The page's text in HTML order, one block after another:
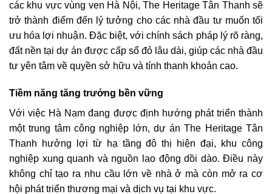
các khu vực vùng ven Hà Nội, The Heritage Tân Thanh sẽ
trở thành điểm đến lý tưởng cho các nhà đầu tư muốn tối
ưu hóa lợi nhuận. Đặc biệt, với chính sách pháp lý rõ ràng,
đất nền tại dự án được cấp sổ đỏ lâu dài, giúp các nhà đầu
tư yên tâm về quyền sở hữu và tính thanh khoản cao.
Tiềm năng tăng trưởng bền vững
Với việc Hà Nam đang được định hướng phát triển thành
một trung tâm công nghiệp lớn, dự án The Heritage Tân
Thanh hưởng lợi từ hạ tầng đô thị hiện đại, khu công
nghiệp xung quanh và nguồn lao động dồi dào. Điều này
không chỉ tạo ra nhu cầu lớn về nhà ở mà còn mở ra cơ
hội phát triển thương mại và dịch vụ tại khu vực.